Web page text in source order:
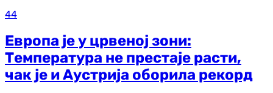
44
Европа је у црвеној зони:
Температура не престаје расти,
чак је и Аустрија оборила рекорд